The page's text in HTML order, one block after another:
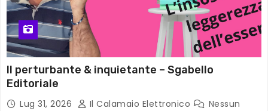
Il perturbante & inquietante – Sgabello
Editoriale
Lug 31, 2026 Il Calamaio Elettronico
Nessun